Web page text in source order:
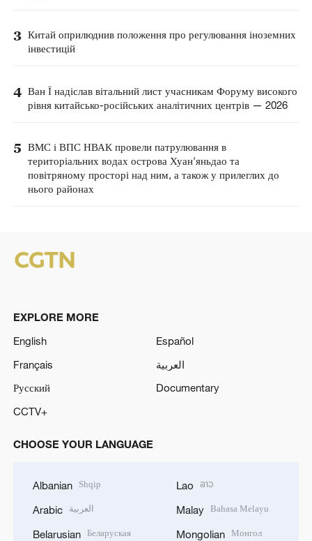
3 Китай оприлюднив положення про регулювання іноземних
інвестицій
4 Ван Ї надіслав вітальний лист учасникам Форуму високого
рівня китайсько-російських аналітичних центрів — 2026
5 ВМС і ВПС НВАК провели патрулювання в
територіальних водах острова Хуан'яньдао та
повітряному просторі над ним, а також у прилеглих до
нього районах
EXPLORE MORE
English
Español
Français
العربية
Русский
Documentary
CCTV+
CHOOSE YOUR LANGUAGE
Albanian Shqip
Arabic العربية
Belarusian Беларуская
Lao ລາວ
Malay Bahasa Melayu
Mongolian Монгол